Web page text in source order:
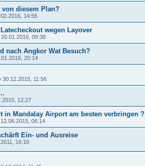
von diesem Plan?
14:55
wegen Layover
20.01.2016, 09:38
nach Angkor Wat Besuch?
20:14
30.12.2015, 11:56
12:27
in Mandalay Airport am besten verbringen ?
12.06.2015, 06:14
Ein- und Ausreise
16:10